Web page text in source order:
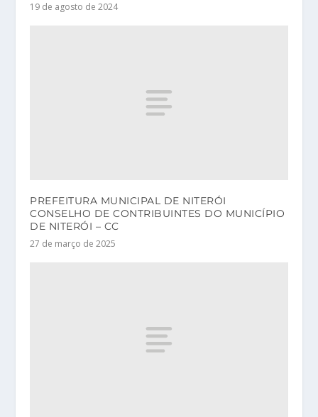
19 de agosto de 2024
PREFEITURA MUNICIPAL DE NITERÓI
CONSELHO DE CONTRIBUINTES DO MUNICÍPIO
DE NITERÓI – CC
27 de março de 2025